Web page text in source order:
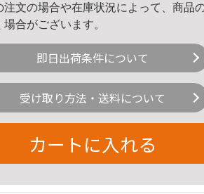
文の場合や在庫状況によって、商品
合がございます。
即日出荷条件について
受け取り方法・送料について
カートに入れる